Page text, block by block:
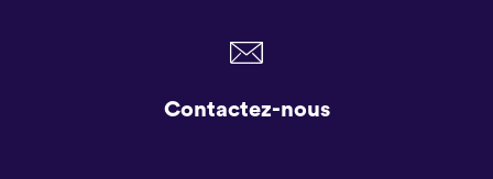
Contactez-nous